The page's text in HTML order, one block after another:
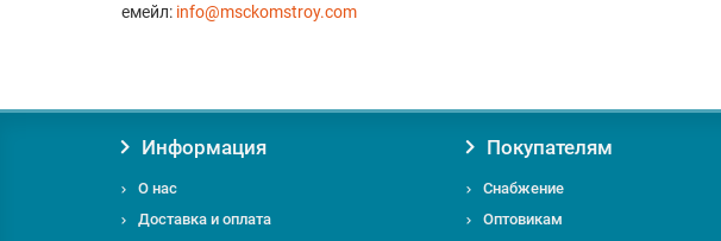
емейл: info@msckomstroy.com
Информация
О нас
Доставка и оплата
Покупателям
Снабжение
Оптовикам